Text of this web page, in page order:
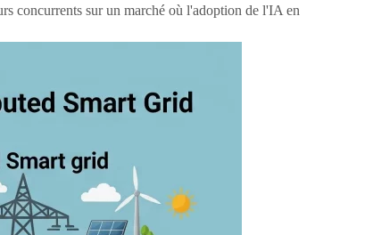
concurrents sur un marché où l'adoption de l'IA en